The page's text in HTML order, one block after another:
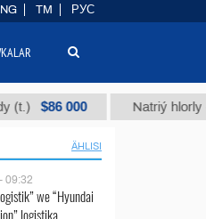
000 Natriý hlorly (nahar
ÄHLISI
09:32
we “Hyundai
logistika
TM РУС